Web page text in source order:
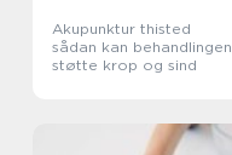
Akupunktur thisted
sådan kan behandlingen
støtte krop og sind